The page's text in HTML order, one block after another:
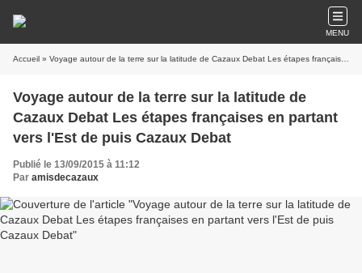
MENU
Accueil » Voyage autour de la terre sur la latitude de Cazaux Debat Les étapes françaises en partant vers l'Est de puis Cazaux Debat
Voyage autour de la terre sur la latitude de
Cazaux Debat Les étapes françaises en partant
vers l'Est de puis Cazaux Debat
Publié le 13/09/2015 à 11:12
Par amisdecazaux